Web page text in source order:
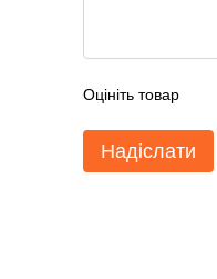
Оцініть товар
Надіслати